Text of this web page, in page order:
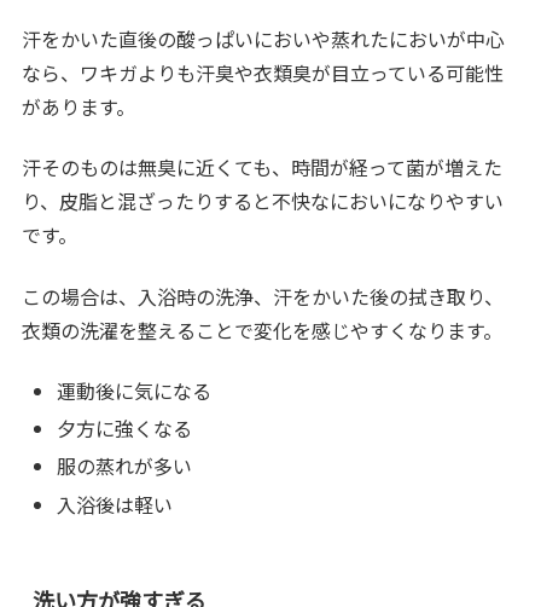
汗をかいた直後の酸っぱいにおいや蒸れたにおいが中心
なら、ワキガよりも汗臭や衣類臭が目立っている可能性
があります。
汗そのものは無臭に近くても、時間が経って菌が増えた
り、皮脂と混ざったりすると不快なにおいになりやすい
です。
この場合は、入浴時の洗浄、汗をかいた後の拭き取り、
衣類の洗濯を整えることで変化を感じやすくなります。
運動後に気になる
夕方に強くなる
服の蒸れが多い
入浴後は軽い
洗い方が強すぎる